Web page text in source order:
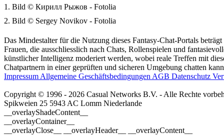
1. Bild © Кирилл Рыжов - Fotolia
2. Bild © Sergey Novikov - Fotolia
Das Mindestalter für die Nutzung dieses Fantasy-Chat-Portals
Frauen, die ausschliesslich nach Chats, Rollenspielen und
künstlicher Intelligenz moderiert werden, wobei reale Treffen mit
Chatpartnern in einer geprüften und sicheren Umgebung chatten
Impressum Allgemeine Geschäftsbedingungen AGB Datenschutz
Copyright © 1996 - 2026 Casual Networks B.V. - Alle Rechte
Spikweien 25 5943 AC Lomm Niederlande
__overlayShadeContent__
__overlayContainer__
__overlayClose__ __overlayHeader__ __overlayContent__